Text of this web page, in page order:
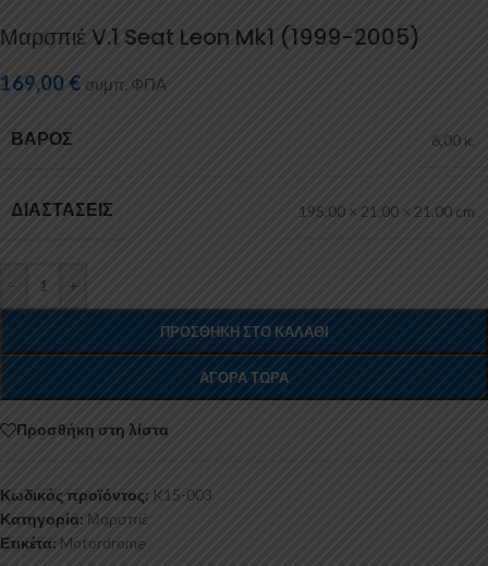
Μαρσπιέ V.1 Seat Leon Mk1 (1999-2005)
169,00 € συμπ. ΦΠΑ
ΒΆΡΟΣ 6,00 κ.
ΔΙΑΣΤΆΣΕΙΣ 195,00 × 21,00 × 21,00 cm
- +
ΠΡΟΣΘΉΚΗ ΣΤΟ ΚΑΛΆΘΙ
ΑΓΟΡΆ ΤΏΡΑ
Προσθήκη στη λίστα
Κωδικός προϊόντος: K15-003
Κατηγορία: Μαρσπιέ
Ετικέτα: Motordrome